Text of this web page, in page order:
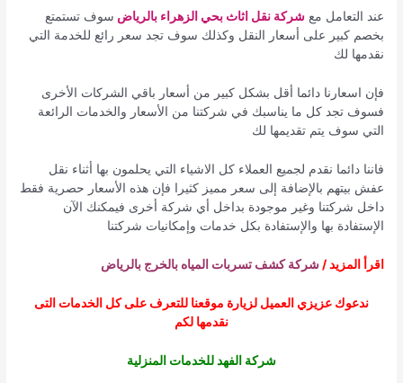
عند التعامل معشركة نقل اثاث بحي الزهراء بالرياض سوف تستمتع
بخصم كبير على أسعار النقل وكذلك سوف تجد سعر رائع للخدمة التي
نقدمها لك
فإن اسعارنا دائما أقل بشكل كبير من أسعار باقي الشركات الأخرى
فسوف تجد كل ما يناسبك في شركتنا من الأسعار والخدمات الرائعة
التي سوف يتم تقديمها لك
فاننا دائما نقدم لجميع العملاء كل الاشياء التي يحلمون بها أثناء نقل
عفش بيتهم بالإضافة إلى سعر مميز كثيرا فإن هذه الأسعار حصرية فقط
داخل شركتنا وغير موجودة بداخل أي شركة أخرى فيمكنك الآن
الإستفادة بها والإستفادة بكل خدمات وإمكانيات شركتنا
اقرأ المزيد /شركة كشف تسربات المياه بالخرج بالرياض
ندعوك عزيزي العميل لزيارة موقعنا للتعرف على كل الخدمات التى
نقدمها لكم
شركة الفهد للخدمات المنزلية